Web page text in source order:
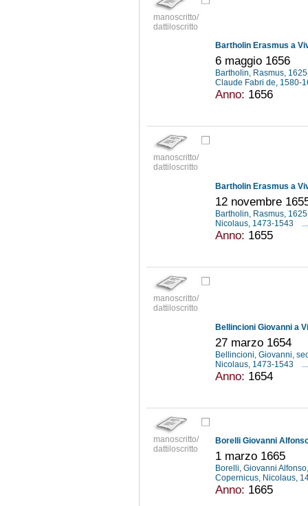
manoscritto/
dattiloscritto
Bartholin Erasmus a
6 maggio 1656
Bartholin, Rasmus,
Claude Fabri de, 1580-
Anno: 1656
manoscritto/
dattiloscritto
Bartholin Erasmus a
12 novembre
Bartholin, Rasmus,
Nicolaus, 1473-1543
...
Anno: 1655
manoscritto/
dattiloscritto
Bellincioni Giovanni a
27 marzo 1654
Bellincioni, Giovanni,
Nicolaus, 1473-1543
...
Anno: 1654
manoscritto/
dattiloscritto
Borelli Giovanni
1 marzo 1665
Borelli, Giovanni
Copernicus, Nicolaus,
Anno: 1665